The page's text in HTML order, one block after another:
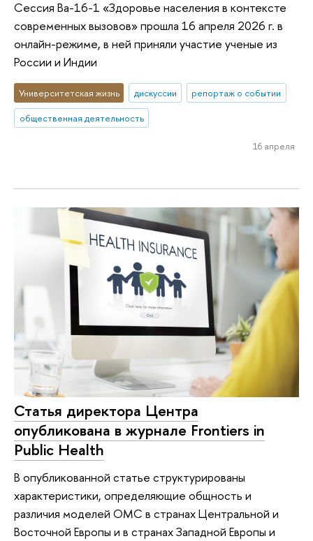
Сессия Ba-16-1 «Здоровье населения в контексте
современных вызовов» прошла 16 апреля 2026 г. в
онлайн-режиме, в ней приняли участие ученые из
России и Индии
Университетская жизнь дискуссии
репортаж о событии
общественная деятельность
16 апреля
Статья директора Центра
опубликована в журнале Frontiers in
Public Health
В опубликованной статье структурированы
характеристики, определяющие общность и
различия моделей ОМС в странах Центральной и
Восточной Европы и в странах Западной Европы и